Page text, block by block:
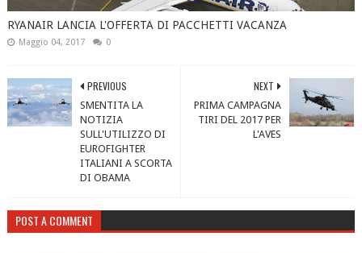
RYANAIR LANCIA L'OFFERTA DI PACCHETTI VACANZA
Maggio 04, 2017 0
NEXT
PRIMA CAMPAGNA
TIRI DEL 2017 PER
L'AVES
PREVIOUS
SMENTITA LA
NOTIZIA
SULL'UTILIZZO DI
EUROFIGHTER
ITALIANI A SCORTA
DI OBAMA
POST A COMMENT